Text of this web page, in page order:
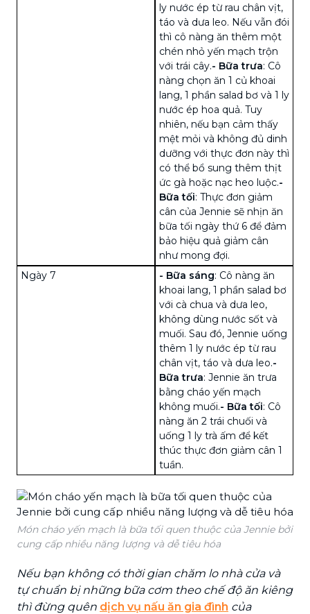
ly nước ép từ rau chân vịt,
táo và dưa leo. Nếu vẫn đói
thì cô nàng ăn thêm một
chén nhỏ yến mạch trộn
với trái cây.- Bữa trưa: Cô
nàng chọn ăn 1 củ khoai
lang, 1 phần salad bơ và 1 ly
nước ép hoa quả. Tuy
nhiên, nếu bạn cảm thấy
mệt mỏi và không đủ dinh
dưỡng với thực đơn này thì
có thể bổ sung thêm thịt
ức gà hoặc nạc heo luộc.-
Bữa tối: Thực đơn giảm
cân của Jennie sẽ nhịn ăn
bữa tối ngày thứ 6 để đảm
bảo hiệu quả giảm cân
như mong đợi.
Ngày 7
- Bữa sáng: Cô nàng ăn
khoai lang, 1 phần salad bơ
với cà chua và dưa leo,
không dùng nước sốt và
muối. Sau đó, Jennie uống
thêm 1 ly nước ép từ rau
chân vịt, táo và dưa leo.-
Bữa trưa: Jennie ăn trưa
bằng cháo yến mạch
không muối.- Bữa tối: Cô
nàng ăn 2 trái chuối và
uống 1 ly trà ấm để kết
thúc thực đơn giảm cân 1
tuần.
Món cháo yến mạch là bữa tối quen thuộc của Jennie bởi
cung cấp nhiều năng lượng và dễ tiêu hóa
Nếu bạn không có thời gian chăm lo nhà cửa và
tự chuẩn bị những bữa cơm theo chế độ ăn kiêng
thì đừng quên dịch vụ nấu ăn gia đình của